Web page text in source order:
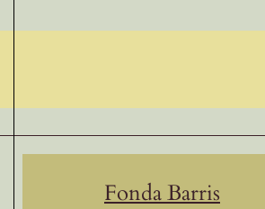
Fonda Barris